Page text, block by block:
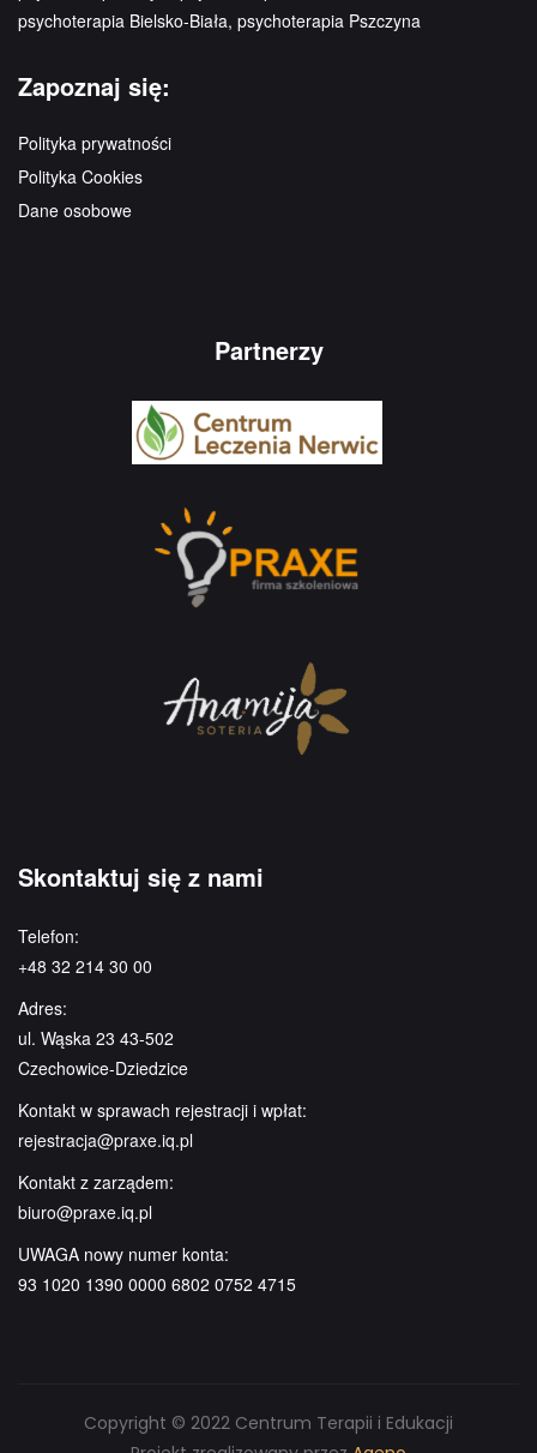
psychoterapia Bielsko-Biała, psychoterapia Pszczyna
Zapoznaj się:
Polityka prywatności
Polityka Cookies
Dane osobowe
Partnerzy
Skontaktuj się z nami
Telefon:
+48 32 214 30 00
Adres:
ul. Wąska 23 43-502
Czechowice-Dziedzice
Kontakt w sprawach rejestracji i wpłat:
rejestracja@praxe.iq.pl
Kontakt z zarządem:
biuro@praxe.iq.pl
UWAGA nowy numer konta:
93 1020 1390 0000 6802 0752 4715
Copyright © 2022 Centrum Terapii i Edukacji